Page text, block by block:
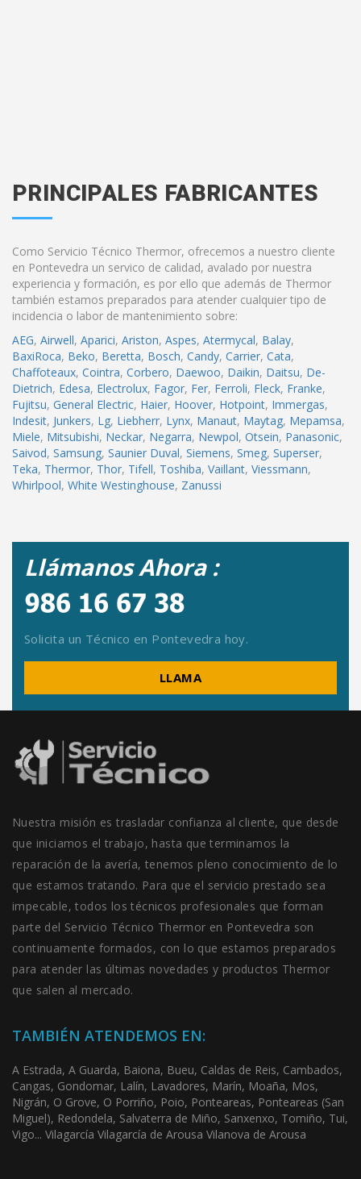
PRINCIPALES FABRICANTES
Como Servicio Técnico Thermor, ofrecemos a nuestro cliente
en Pontevedra un servico de calidad, avalado por nuestra
experiencia y formación, es por ello que además de Thermor
también estamos preparados para atender cualquier tipo de
incidencia o labor de mantenimiento sobre:
AEG, Airwell, Aparici, Ariston, Aspes, Atermycal, Balay,
BaxiRoca, Beko, Beretta, Bosch, Candy, Carrier, Cata,
Chaffoteaux, Cointra, Corbero, Daewoo, Daikin, Daitsu, De-
Dietrich, Edesa, Electrolux, Fagor, Fer, Ferroli, Fleck, Franke,
Fujitsu, General Electric, Haier, Hoover, Hotpoint, Immergas,
Indesit, Junkers, Lg, Liebherr, Lynx, Manaut, Maytag, Mepamsa,
Miele, Mitsubishi, Neckar, Negarra, Newpol, Otsein, Panasonic,
Saivod, Samsung, Saunier Duval, Siemens, Smeg, Superser,
Teka, Thermor, Thor, Tifell, Toshiba, Vaillant, Viessmann,
Whirlpool, White Westinghouse, Zanussi
Llámanos Ahora :
Solicita un Técnico en Pontevedra hoy.
LLAMA
Nuestra misión es trasladar confianza al cliente, que desde
que iniciamos el trabajo, hasta que terminamos la
reparación de la avería, tenemos pleno conocimiento de lo
que estamos tratando. Para que el servicio prestado sea
impecable, todos los técnicos profesionales que forman
parte del Servicio Técnico Thermor en Pontevedra son
continuamente formados, con lo que estamos preparados
para atender las últimas novedades y productos Thermor
que salen al mercado.
TAMBIÉN ATENDEMOS EN:
A Estrada, A Guarda, Baiona, Bueu, Caldas de Reis, Cambados,
Cangas, Gondomar, Lalín, Lavadores, Marín, Moaña, Mos,
Nigrán, O Grove, O Porriño, Poio, Ponteareas, Ponteareas (San
Miguel), Redondela, Salvaterra de Miño, Sanxenxo, Tomiño, Tui,
Vigo... Vilagarcía Vilagarcía de Arousa Vilanova de Arousa